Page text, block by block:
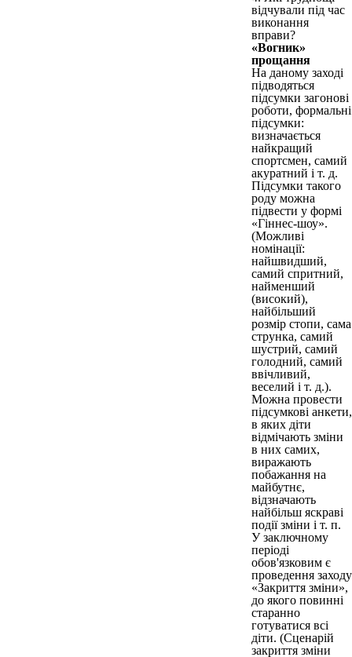
відчували під час
виконання
вправи?
«Вогник»
прощання
На даному заході
підводяться
підсумки загонові
роботи, формальні
підсумки:
визначається
найкращий
спортсмен, самий
акуратний і т. д.
Підсумки такого
роду можна
підвести у формі
«Гіннес-шоу».
(Можливі
номінації:
найшвидший,
самий спритний,
найменший
(високий),
найбільший
розмір стопи, сама
струнка, самий
шустрий, самий
голодний, самий
ввічливий,
веселий і т. д.).
Можна провести
підсумкові анкети,
в яких діти
відмічають зміни
в них самих,
виражають
побажання на
майбутнє,
відзначають
найбільш яскраві
події зміни і т. п.
У заключному
періоді
обов'язковим є
проведення заходу
«Закриття зміни»,
до якого повинні
старанно
готуватися всі
діти. (Сценарій
закриття зміни